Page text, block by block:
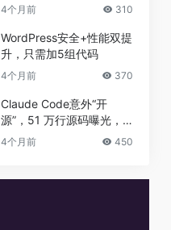
4个月前 310
WordPress安全+性能双提
升，只需加5组代码
4个月前 370
Claude Code意外“开
源”，51 万行源码曝光，
但真正的秘密没有泄露
4个月前 450